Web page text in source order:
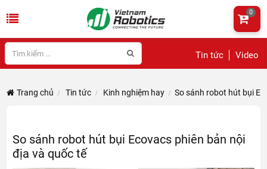
Tin tức Video
0
Trang chủ Tin tức Kinh nghiệm hay So sánh robot hút bụi
So sánh robot hút bụi Ecovacs phiên bản nội
địa và quốc tế